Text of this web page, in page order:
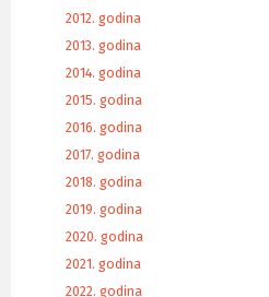
2012. godina
2013. godina
2014. godina
2015. godina
2016. godina
2017. godina
2018. godina
2019. godina
2020. godina
2021. godina
2022. godina